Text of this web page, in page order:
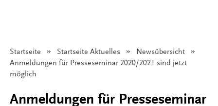
Startseite Startseite Aktuelles
Newsübersicht
Angezeigt:
Anmeldungen für Presseseminar 2020/2021 sind jetzt
möglich
Anmeldungen für Presseseminar